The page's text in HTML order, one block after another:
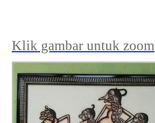
Klik gambar untuk zoom